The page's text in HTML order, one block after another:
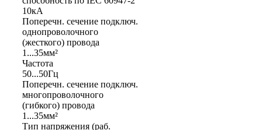
10кА
Поперечн. сечение подключ.
однопроволочного
(жесткого) провода
1...35мм²
Частота
50...50Гц
Поперечн. сечение подключ.
многопроволочного
(гибкого) провода
1...35мм²
Тип напряжения (раб.